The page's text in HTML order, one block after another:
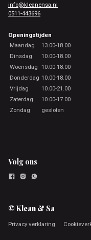
info@kleanensa.nl
0511-443696
Openingstijden
Maandag
13.00-18.00
Dinsdag
10.00-18.00
Woensdag 10.00-18.00
Donderdag 10.00-18.00
Vrijdag
10.00-21.00
Zaterdag
10.00-17.00
Zondag
gesloten
Volg ons
© Klean & Sa
Privacy verklaring